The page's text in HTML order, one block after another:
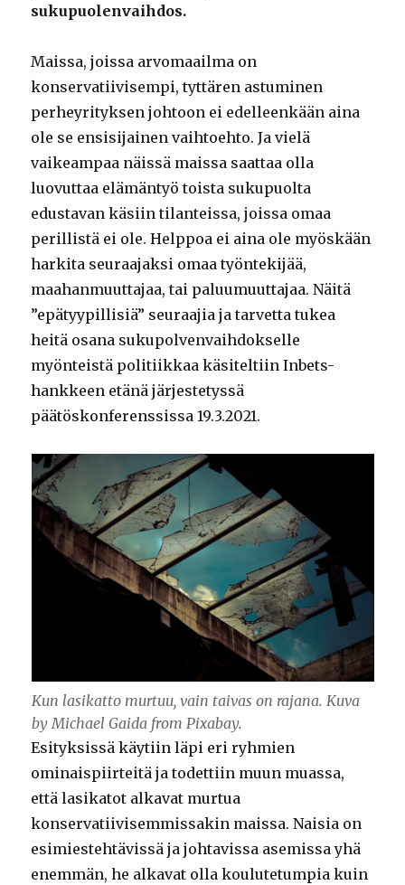
sukupuolenvaihdos.
Maissa, joissa arvomaailma on
konservatiivisempi, tyttären astuminen
perheyrityksen johtoon ei edelleenkään aina
ole se ensisijainen vaihtoehto. Ja vielä
vaikeampaa näissä maissa saattaa olla
luovuttaa elämäntyö toista sukupuolta
edustavan käsiin tilanteissa, joissa omaa
perillistä ei ole. Helppoa ei aina ole myöskään
harkita seuraajaksi omaa työntekijää,
maahanmuuttajaa, tai paluumuuttajaa. Näitä
”epätyypillisiä” seuraajia ja tarvetta tukea
heitä osana sukupolvenvaihdokselle
myönteistä politiikkaa käsiteltiin Inbets-
hankkeen etänä järjestetyssä
päätöskonferenssissa 19.3.2021.
Kun lasikatto murtuu, vain taivas on rajana. Kuva
by Michael Gaida from Pixabay.
Esityksissä käytiin läpi eri ryhmien
ominaispiirteitä ja todettiin muun muassa,
että lasikatot alkavat murtua
konservatiivisemmissakin maissa. Naisia on
esimiestehtävissä ja johtavissa asemissa yhä
enemmän, he alkavat olla koulutetumpia kuin